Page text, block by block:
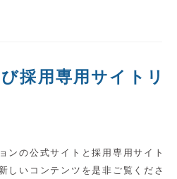
採用専用サイトリ
ンの公式サイトと採用専用サイト
しいコンテンツを是非ご覧くださ